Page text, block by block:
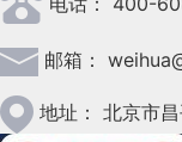
2023年3月(37)
2023年2月(90)
2023年1月(78)
邮箱：
地址： 北京市